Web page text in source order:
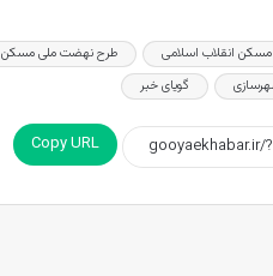
مسکن انقلاب اسلامی طرح نهضت ملی مسکن
گویای خبر
Copy URL